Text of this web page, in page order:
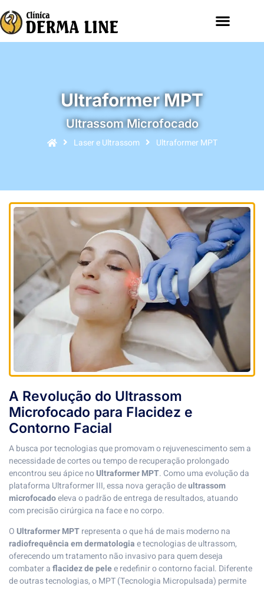
Ultraformer MPT
Ultrassom Microfocado
Laser e Ultrassom Ultraformer MPT
A Revolução do Ultrassom
Microfocado para Flacidez e
Contorno Facial
A busca por tecnologias que promovam o rejuvenescimento sem a
necessidade de cortes ou tempo de recuperação prolongado
encontrou seu ápice noUltraformer MPT. Como uma evolução da
plataforma Ultraformer III, essa nova geração deultrassom
microfocadoeleva o padrão de entrega de resultados, atuando
com precisão cirúrgica na face e no corpo.
OUltraformer MPTrepresenta o que há de mais moderno na
radiofrequência em dermatologiae tecnologias de ultrassom,
oferecendo um tratamento não invasivo para quem deseja
combater aflacidez de pelee redefinir o contorno facial. Diferente
de outras tecnologias, o MPT (Tecnologia Micropulsada) permite